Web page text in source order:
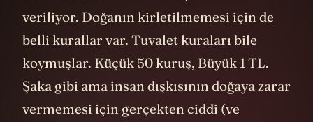
veriliyor. Doğanın kirletilmemesi için de
belli kurallar var. Tuvalet kuraları bile
koymuşlar. Küçük 50 kuruş, Büyük 1 TL.
Şaka gibi ama insan dışkısının doğaya zarar
vermemesi için gerçekten ciddi (ve